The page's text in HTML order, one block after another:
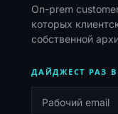
On-prem
которых
собственной
ДАЙДЖЕСТ РАЗ